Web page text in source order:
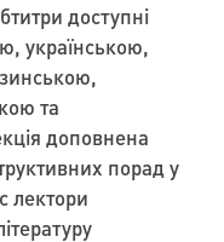
доступні
українською,
та
доповнена
порад у
лектори